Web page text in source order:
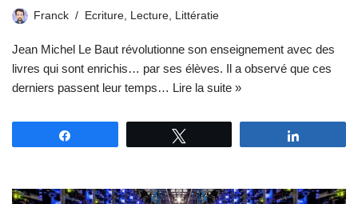
Franck Ecriture, Lecture, Littératie
Jean Michel Le Baut révolutionne son enseignement avec des
livres qui sont enrichis… par ses élèves. Il a observé que ces
derniers passent leur temps… Lire la suite »